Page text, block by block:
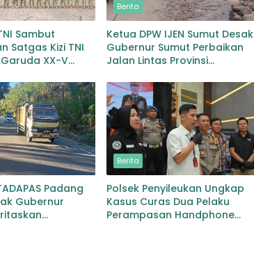
Sambut
Satgas Kizi TNI
XX-V
Berita
Ketua DPW IJEN Sumut Desak
Gubernur Sumut Perbaikan
Jalan Lintas Provinsi
Bayu
Padang
Gubernur
Berita
Polsek Penyileukan Ungkap
Kasus Curas Dua Pelaku
Perampasan Handphone